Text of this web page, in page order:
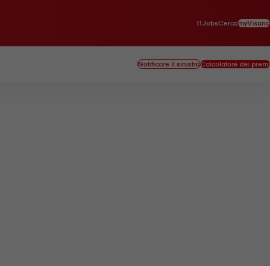
ITJobsCercamyVisana
Notificare il sinistroCalcolatore dei premi